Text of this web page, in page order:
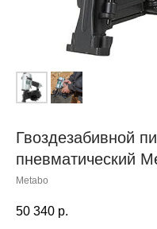
Гвоздезабивной
пневматический
Metabo
50 340 р.